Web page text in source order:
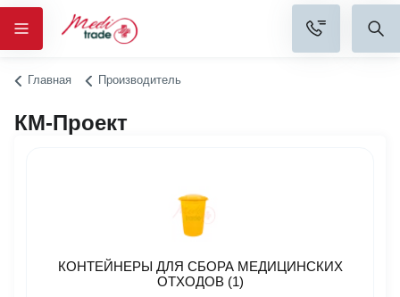
Главная Производитель
КМ-Проект
КОНТЕЙНЕРЫ ДЛЯ СБОРА МЕДИЦИНСКИХ
ОТХОДОВ (1)